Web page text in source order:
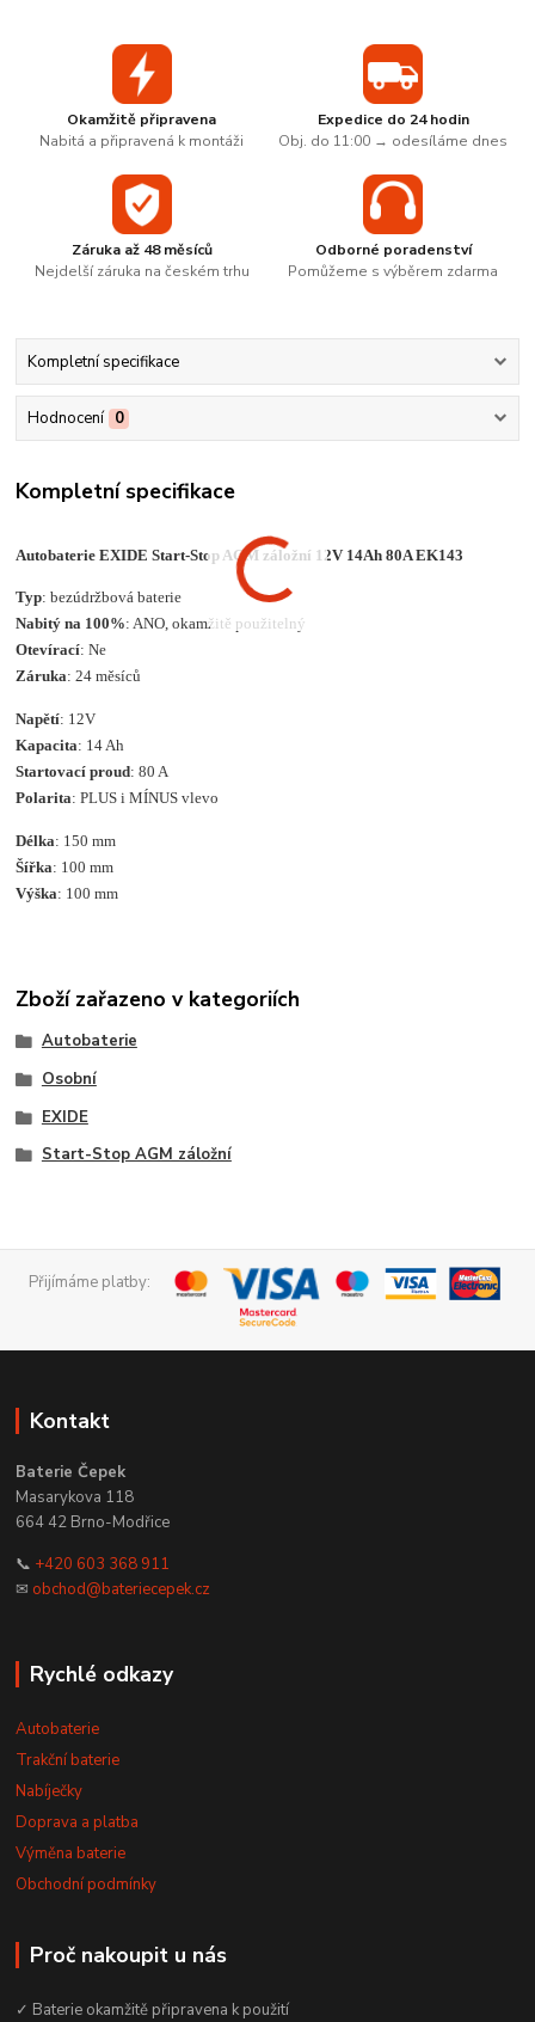
Okamžitě připravena
Nabitá a připravená k montáži
Expedice do 24 hodin
Obj. do 11:00 → odesíláme dnes
Záruka až 48 měsíců
Nejdelší záruka na českém trhu
Odborné poradenství
Pomůžeme s výběrem zdarma
Kompletní specifikace
Hodnocení 0
Kompletní specifikace
Autobaterie EXIDE Start-Stop AGM záložní 12V 14Ah 80A EK143
Typ: bezúdržbová baterie
Nabitý na 100%: ANO, okamžitě použitelný
Otevírací: Ne
Záruka: 24 měsíců
Napětí: 12V
Kapacita: 14 Ah
Startovací proud: 80 A
Polarita: PLUS i MÍNUS vlevo
Délka: 150 mm
Šířka: 100 mm
Výška: 100 mm
Zboží zařazeno v kategoriích
Autobaterie
Osobní
EXIDE
Start-Stop AGM záložní
Přijímáme platby:
Kontakt
Baterie Čepek
Masarykova 118
664 42 Brno-Modřice
📞 +420 603 368 911
✉ obchod@bateriecepek.cz
Rychlé odkazy
Autobaterie
Trakční baterie
Nabíječky
Doprava a platba
Výměna baterie
Obchodní podmínky
Proč nakoupit u nás
✓ Baterie okamžitě připravena k použití